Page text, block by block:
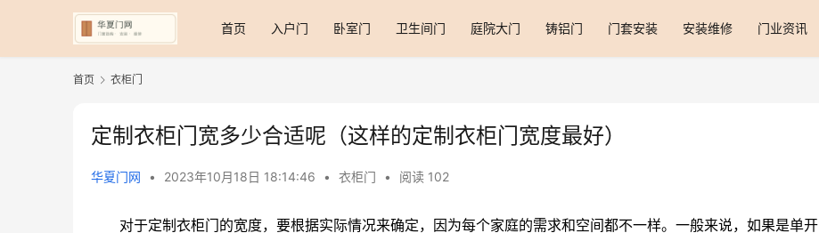
首页 入户门 卧室门 卫生间门 庭院大门 铸铝门 门套安装 安装维修 门业资讯
首页 衣柜门
定制衣柜门宽多少合适呢（这样的定制衣柜门宽度最好）
华夏门网 • 2023年10月18日 18:14:46 • 衣柜门 • 阅读 102
对于定制衣柜门的宽度，要根据实际情况来确定，因为每个家庭的需求和空间都不一样。一般来说，如果是单开